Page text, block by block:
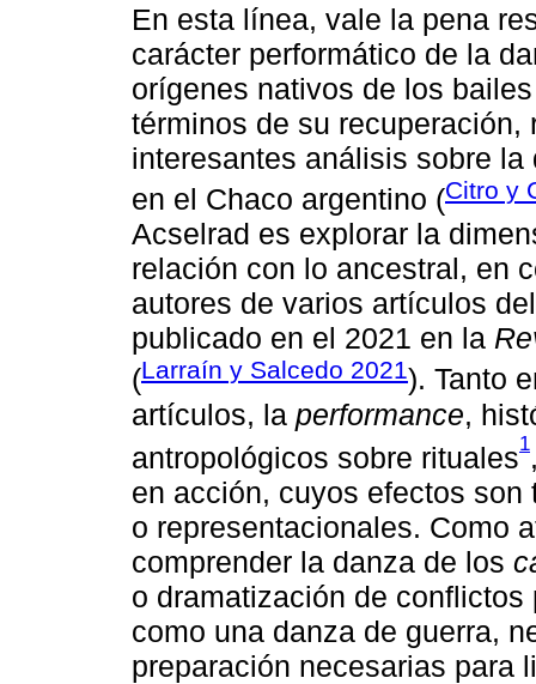
En esta línea, vale la pena
carácter performático de la
orígenes nativos de los
términos de su
interesantes análisis sobre
en el Chaco argentino (Citro y
Acselrad es explorar la
relación con lo ancestral, en
autores de varios artículos
publicado en el 2021 en la
(Larraín y Salcedo 2021). Tanto
artículos, la performance,
antropológicos sobre rituales1
en acción, cuyos efectos
o representacionales. Como
comprender la danza de los
o dramatización de
como una danza de guerra,
preparación necesarias para